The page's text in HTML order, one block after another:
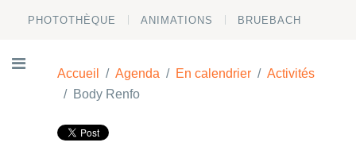
PHOTOTHÈQUE ANIMATIONS BRUEBACH
Accueil Agenda En calendrier
Activités
Body Renfo